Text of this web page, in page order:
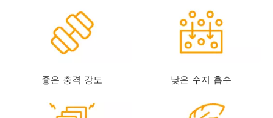
좋은 충격 강도 낮은 수지 흡수